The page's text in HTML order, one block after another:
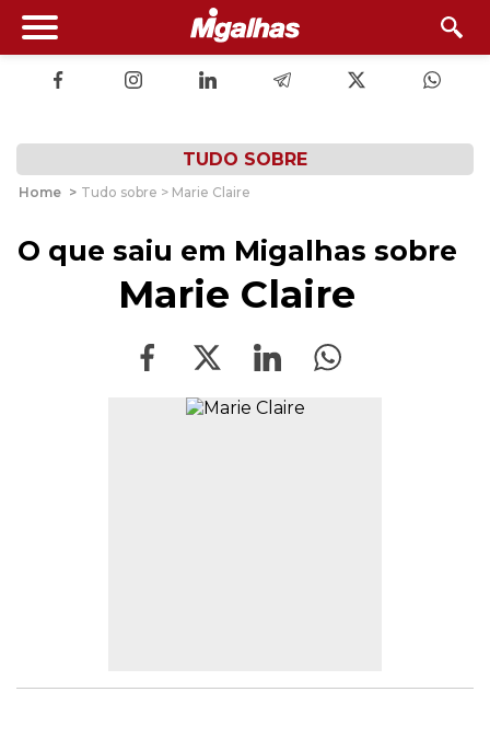
TUDO SOBRE
Home > Tudo sobre > Marie Claire
O que saiu em Migalhas sobre
Marie Claire